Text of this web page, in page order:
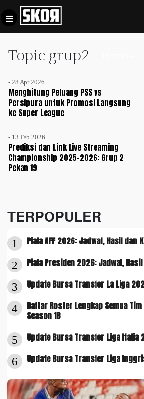
Topic grup2
- 28 Apr 2026
Menghitung Peluang PSS vs
Persipura untuk Promosi Langsung
ke Super League
- 13 Feb 2026
Prediksi dan Link Live Streaming
Championship 2025-2026: Grup 2
Pekan 19
TERPOPULER
1 Piala AFF 2026: Jadwal, Hasil dan
2 Piala Presiden 2026: Jadwal,
3 Update Bursa Transfer La Liga
4
Daftar Roster Lengkap Semua
Season 18
5 Update Bursa Transfer Liga Italia
6 Update Bursa Transfer Liga
Football +
Culture +
Sports
Timnas
Indonesia
Video
Privacy
Pedoman
Pemberitaan
Media
Disclaimer
Tentang